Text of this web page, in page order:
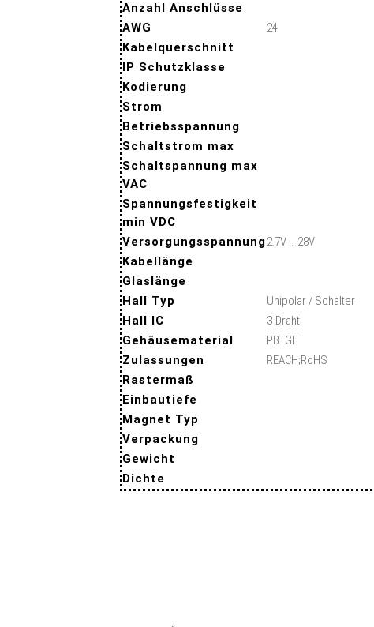
Anzahl Anschlüsse
AWG
24
Kabelquerschnitt
IP Schutzklasse
Kodierung
Strom
Betriebsspannung
Schaltstrom max
Schaltspannung max
VAC
Spannungsfestigkeit
min VDC
Versorgungsspannung2.7V … 28V
Kabellänge
Glaslänge
Hall Typ
Unipolar / Schalter
Hall IC
3-Draht
Gehäusematerial
PBTGF
Zulassungen
REACH;RoHS
Rastermaß
Einbautiefe
Magnet Typ
Verpackung
Gewicht
Dichte